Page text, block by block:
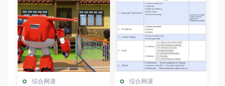
综合网课 综合网课